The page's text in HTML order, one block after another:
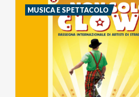
MUSICA E SPETTACOLO